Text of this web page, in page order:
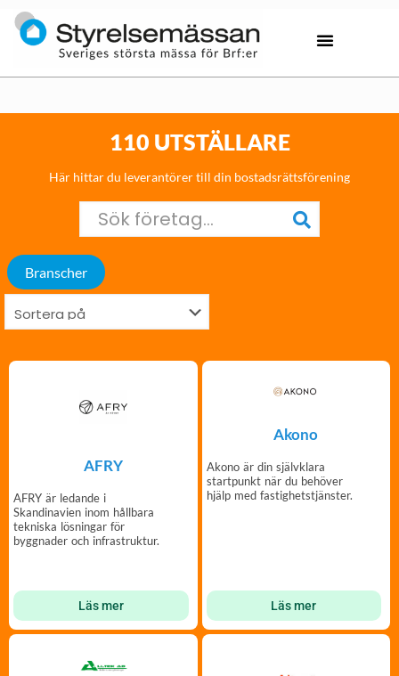
110 UTSTÄLLARE
Här hittar du leverantörer till din bostadsrättsförening
Branscher
AFRY
AFRY är ledande i
Skandinavien inom hållbara
tekniska lösningar för
byggnader och infrastruktur.
Läs mer
Akono
Akono är din självklara
startpunkt när du behöver
hjälp med fastighetstjänster.
Läs mer